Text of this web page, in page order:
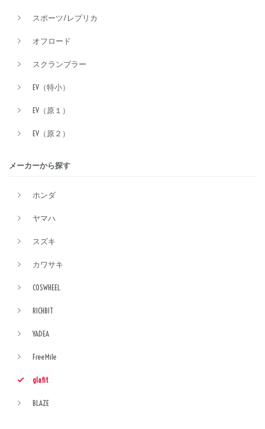
スポーツ/レプリカ
オフロード
スクランブラー
EV（特小）
EV（原１）
EV（原２）
メーカーから探す
ホンダ
ヤマハ
スズキ
カワサキ
COSWHEEL
RICHBIT
YADEA
FreeMile
glafit
BLAZE